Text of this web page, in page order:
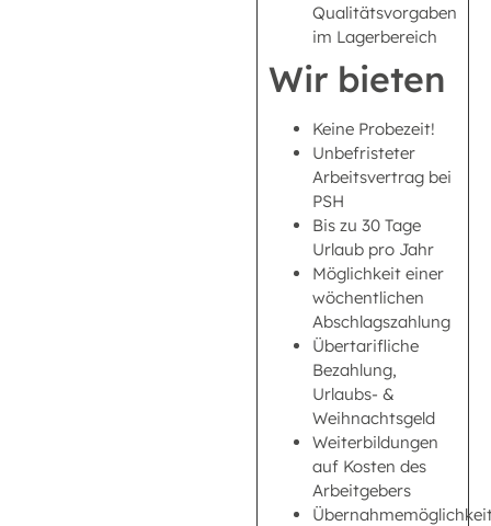
Qualitätsvorgaben
im Lagerbereich
Wir bieten
Keine Probezeit!
Unbefristeter
Arbeitsvertrag bei
PSH
Bis zu 30 Tage
Urlaub pro Jahr
Möglichkeit einer
wöchentlichen
Abschlagszahlung
Übertarifliche
Bezahlung,
Urlaubs- &
Weihnachtsgeld
Weiterbildungen
auf Kosten des
Arbeitgebers